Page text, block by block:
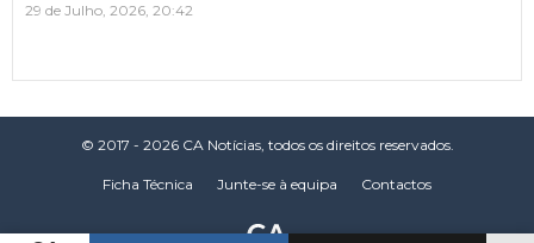
29 de Julho, 2026, 20:42
© 2017 - 2026 CA Notícias, todos os direitos reservados.
Ficha Técnica Junte-se à equipa Contactos